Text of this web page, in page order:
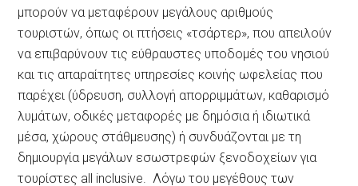
μπορούν να μεταφέρουν μεγάλους αριθμούς
τουριστών, όπως οι πτήσεις «τσάρτερ», που απειλούν
να επιβαρύνουν τις εύθραυστες υποδομές του νησιού
και τις απαραίτητες υπηρεσίες κοινής ωφελείας που
παρέχει (ύδρευση, συλλογή απορριμμάτων, καθαρισμό
λυμάτων, οδικές μεταφορές με δημόσια ή ιδιωτικά
μέσα, χώρους στάθμευσης) ή συνδυάζονται με τη
δημιουργία μεγάλων εσωστρεφών ξενοδοχείων για
τουρίστες all inclusive. Λόγω του μεγέθους των